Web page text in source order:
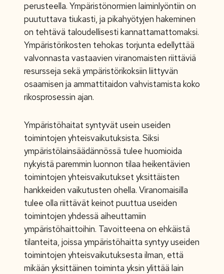
perusteella. Ympäristönormien laiminlyöntiin on
puututtava tiukasti, ja pikahyötyjen hakeminen
on tehtävä taloudellisesti kannattamattomaksi.
Ympäristörikosten tehokas torjunta edellyttää
valvonnasta vastaavien viranomaisten riittäviä
resursseja sekä ympäristörikoksiin liittyvän
osaamisen ja ammattitaidon vahvistamista koko
rikosprosessin ajan.
Ympäristöhaitat syntyvät usein useiden
toimintojen yhteisvaikutuksista. Siksi
ympäristölainsäädännössä tulee huomioida
nykyistä paremmin luonnon tilaa heikentävien
toimintojen yhteisvaikutukset yksittäisten
hankkeiden vaikutusten ohella. Viranomaisilla
tulee olla riittävät keinot puuttua useiden
toimintojen yhdessä aiheuttamiin
ympäristöhaittoihin. Tavoitteena on ehkäistä
tilanteita, joissa ympäristöhaitta syntyy useiden
toimintojen yhteisvaikutuksesta ilman, että
mikään yksittäinen toiminta yksin ylittää lain